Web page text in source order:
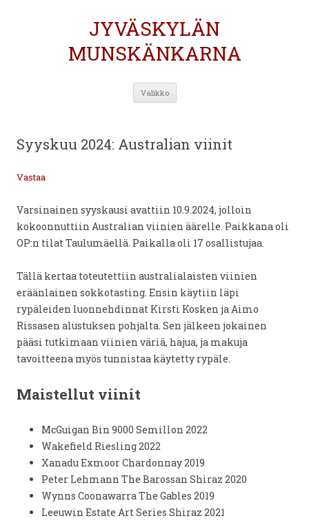
JYVÄSKYLÄN
MUNSKÄNKARNA
Valikko Siirry
Syyskuu 2024: Australian viinit
Vastaa
Varsinainen syyskausi avattiin 10.9.2024, jolloin
kokoonnuttiin Australian viinien äärelle. Paikkana oli
OP:n tilat Taulumäellä. Paikalla oli 17 osallistujaa.
Tällä kertaa toteutettiin australialaisten viinien
eräänlainen sokkotasting. Ensin käytiin läpi
rypäleiden luonnehdinnat Kirsti Kosken ja Aimo
Rissasen alustuksen pohjalta. Sen jälkeen jokainen
pääsi tutkimaan viinien väriä, hajua, ja makuja
tavoitteena myös tunnistaa käytetty rypäle.
Maistellut viinit
McGuigan Bin 9000 Semillon 2022
Wakefield Riesling 2022
Xanadu Exmoor Chardonnay 2019
Peter Lehmann The Barossan Shiraz 2020
Wynns Coonawarra The Gables 2019
Leeuwin Estate Art Series Shiraz 2021